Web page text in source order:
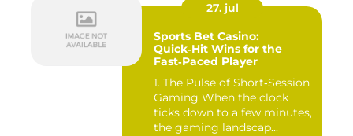
27. jul
Sports Bet Casino:
Quick‑Hit Wins for the
Fast‑Paced Player
1. The Pulse of Short‑Session
Gaming When the clock
ticks down to a few minutes,
the gaming landscap...